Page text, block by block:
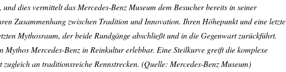
dies vermittelt das Mercedes-Benz Museum dem Besucher bereits in seiner
Zusammenhang zwischen Tradition und Innovation. Ihren Höhepunkt und eine letzte
Mythosraum, der beide Rundgänge abschließt und in die Gegenwart zurückführt.
Mythos Mercedes-Benz in Reinkultur erlebbar. Eine Steilkurve greift die komplexe
an traditionsreiche Rennstrecken. (Quelle: Mercedes-Benz Museum)